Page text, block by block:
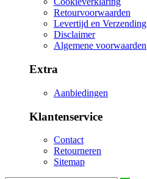
Retourvoorwaarden
Levertijd en Verzending
Disclaimer
Algemene voorwaarden
Extra
Aanbiedingen
Klantenservice
Contact
Retourneren
Sitemap